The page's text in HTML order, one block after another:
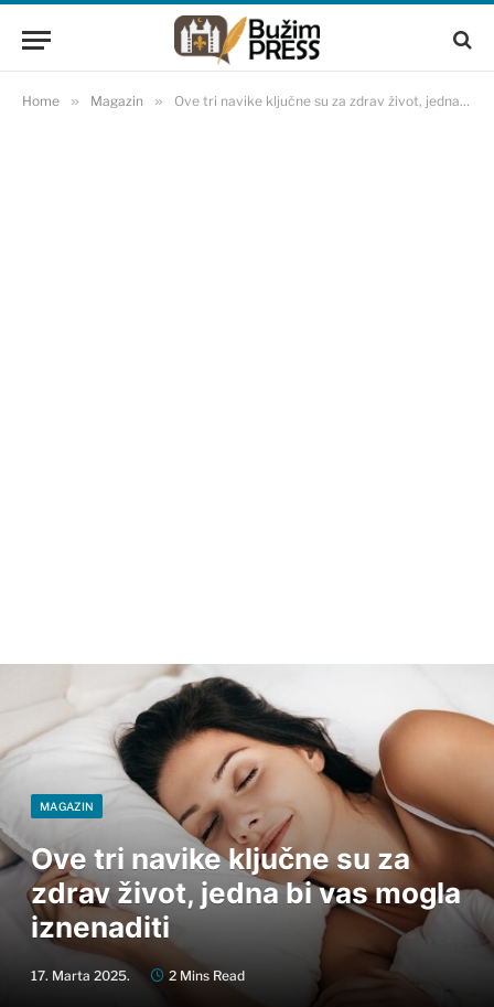
Home » Magazin » Ove tri navike ključne su za zdrav život, jedna bi vas mogla iznenaditi
MAGAZIN
Ove tri navike ključne su za
zdrav život, jedna bi vas mogla
iznenaditi
17. Marta 2025. 2 Mins Read